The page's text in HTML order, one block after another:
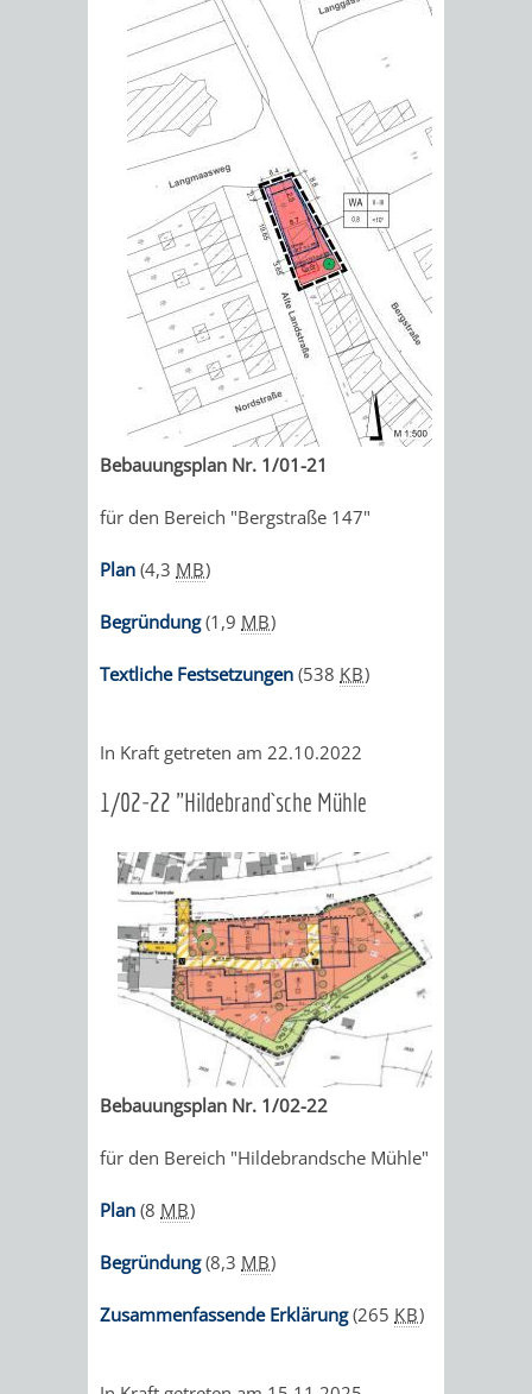
ORGANISATIONEN
STÄDTEPARTNERSCHAFTEN
ANET
CAVAILLON
IMOLALUTHERSTADT
EISLEBEN
RAMAT
GAN
VARCES
ALLIÈRES
RISSET
ORTSCHAFTEN
HOHENSACHSEN
EINRICHTUNGEN
ORTSVEREINE
GESCHICHTEGESCHICHTE
GESCHICHTE
SULZBACH
EINRICHTUNGEN
DATEN
Bebauungsplan Nr. 1/01-21
für den Bereich "Bergstraße 147"
Plan (4,3 MB)
Begründung(1,9 MB)
Textliche Festsetzungen (538 KB)
In Kraft getreten am 22.10.2022
1/02-22 "Hildebrand`sche Mühle
Bebauungsplan Nr. 1/02-22
für den Bereich "Hildebrandsche Mühle"
Plan (8 MB)
Begründung(8,3 MB)
Zusammenfassende Erklärung(265 KB)